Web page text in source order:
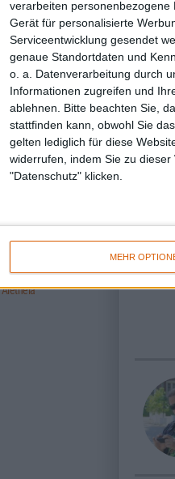
verarbeiten
Gerät für personalisierte
Serviceentwicklung gesendet
genaue Standortdaten und
o. a. Datenverarbeitung durch
Informationen zugreifen und
ablehnen.
Bitte beachten Sie,
stattfinden kann, obwohl Sie
gelten lediglich für diese
widerrufen, indem Sie zu
"Datenschutz" klicken.
MEHR
8/10
Transilvania
Magia Posthuma
Wildhunt
Aletheia